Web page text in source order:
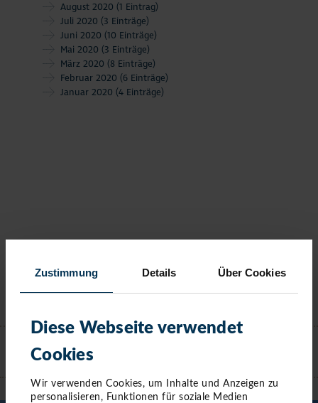
Zustimmung Details Über Cookies
Diese Webseite verwendet
Cookies
Wir verwenden Cookies, um Inhalte und Anzeigen zu
personalisieren, Funktionen für soziale Medien
August 2020 (1 Eintrag)
Juli 2020 (3 Einträge)
Juni 2020 (10 Einträge)
Mai 2020 (3 Einträge)
März 2020 (8 Einträge)
Februar 2020 (6 Einträge)
Januar 2020 (4 Einträge)
KONTAKT
TIMMENDORFER STRAND